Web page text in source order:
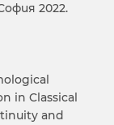
2022.
in Classical
and